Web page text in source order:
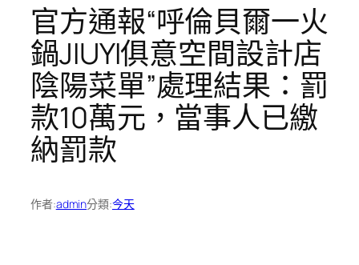
官方通報“呼倫貝爾一火
鍋JIUYI俱意空間設計店
陰陽菜單”處理結果：罰
款10萬元，當事人已繳
納罰款
作者:admin分類:今天